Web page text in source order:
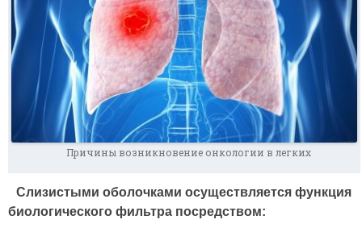
Причины возникновение онкологии в легких
Слизистыми оболочками осуществляется функция
биологического фильтра посредством: